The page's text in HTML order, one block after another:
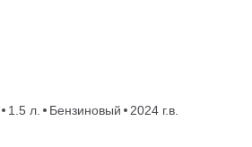
1.5 л. Бензиновый
2024 г.в.